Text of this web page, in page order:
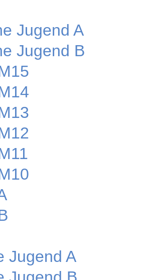
Jugend A
Jugend B
Jugend A